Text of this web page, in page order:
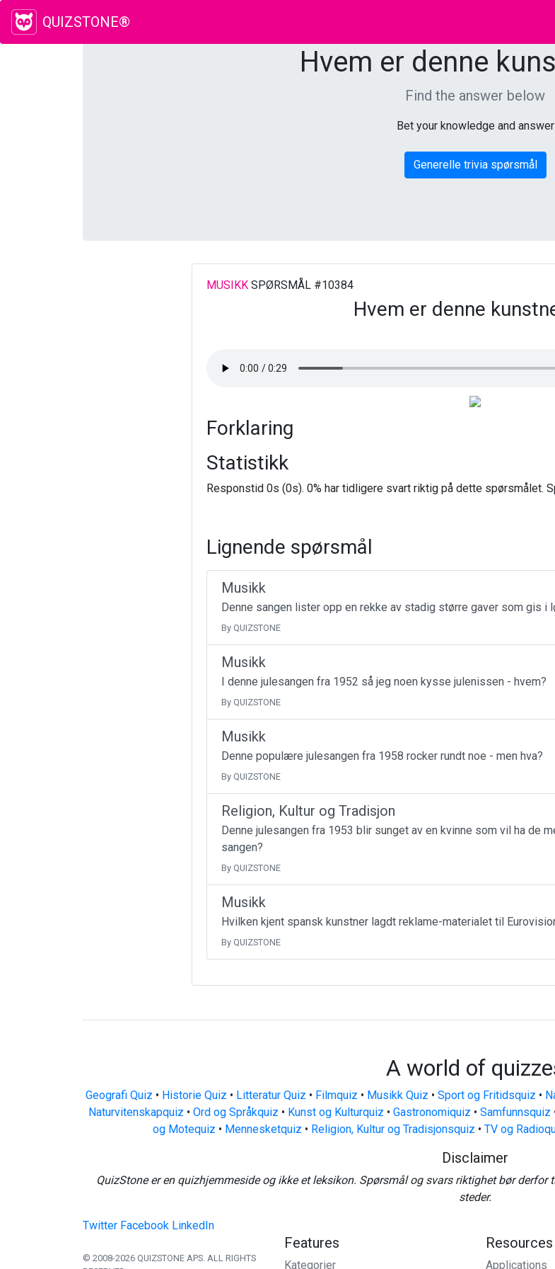
QUIZSTONE®
Hvem er denne
Find the answer below
Bet your knowledge and answer
Generelle trivia spørsmål
MUSIKKSPØRSMÅL #10384
Hvem er denne
Forklaring
Statistikk
Responstid 0s (0s). 0% har tidligere svart riktig på dette spørsmålet.
Lignende spørsmål
Musikk
Denne sangen lister opp en rekke av stadig større gaver som gis i
By QUIZSTONE
Musikk
I denne julesangen fra 1952 så jeg noen kysse julenissen - hvem?
By QUIZSTONE
Musikk
Denne populære julesangen fra 1958 rocker rundt noe - men hva?
By QUIZSTONE
Religion, Kultur og Tradisjon
Denne julesangen fra 1953 blir sunget av en kvinne som vil ha de
sangen?
By QUIZSTONE
Musikk
Hvilken kjent spansk kunstner lagdt reklame-materialet til
By QUIZSTONE
A world of
Geografi Quiz • Historie Quiz • Litteratur Quiz • Filmquiz • Musikk Quiz • Sport og Fritidsquiz •
Naturvitenskapquiz • Ord og Språkquiz • Kunst og Kulturquiz • Gastronomiquiz • Samfunnsquiz
og Motequiz • Mennesketquiz • Religion, Kultur og Tradisjonsquiz • TV og
Disclaimer
QuizStone er en quizhjemmeside og ikke et leksikon. Spørsmål og svars riktighet bør
steder.
Twitter Facebook LinkedIn
© 2008-2026 QUIZSTONE APS. ALL RIGHTS
Features
Kategorier
Resources
Applications